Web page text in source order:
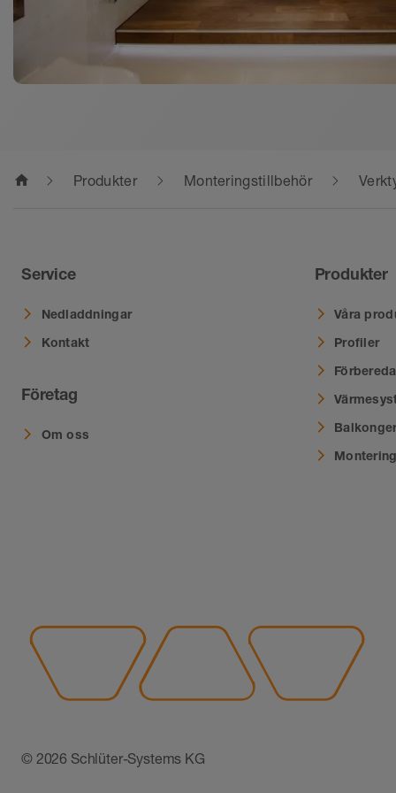
home Produkter Monteringstillbehör
Service
Nedladdningar
Kontakt
Företag
Om oss
Produkter
Våra
Profiler
© 2026 Schlüter-Systems KG